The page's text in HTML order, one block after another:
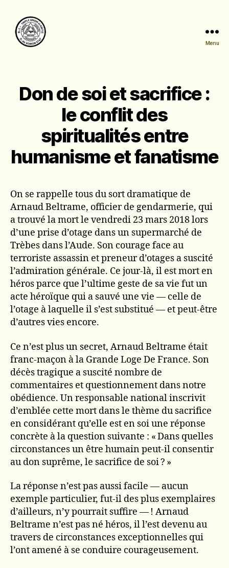
Amitié
Menu
Don de soi et sacrifice :
le conflit des
spiritualités entre
humanisme et fanatisme
On se rappelle tous du sort dramatique de
Arnaud Beltrame, officier de gendarmerie, qui
a trouvé la mort le vendredi 23 mars 2018 lors
d’une prise d’otage dans un supermarché de
Trèbes dans l’Aude. Son courage face au
terroriste assassin et preneur d’otages a suscité
l’admiration générale. Ce jour-là, il est mort en
héros parce que l’ultime geste de sa vie fut un
acte héroïque qui a sauvé une vie — celle de
l’otage à laquelle il s’est substitué — et peut-être
d’autres vies encore.
Ce n’est plus un secret, Arnaud Beltrame était
franc-maçon à la Grande Loge De France. Son
décès tragique a suscité nombre de
commentaires et questionnement dans notre
obédience. Un responsable national inscrivit
d’emblée cette mort dans le thème du sacrifice
en considérant qu’elle est en soi une réponse
concrète à la question suivante : « Dans quelles
circonstances un être humain peut-il consentir
au don suprême, le sacrifice de soi ? »
La réponse n’est pas aussi facile — aucun
exemple particulier, fut-il des plus exemplaires
d’ailleurs, n’y pourrait suffire — ! Arnaud
Beltrame n’est pas né héros, il l’est devenu au
travers de circonstances exceptionnelles qui
l’ont amené à se conduire courageusement.